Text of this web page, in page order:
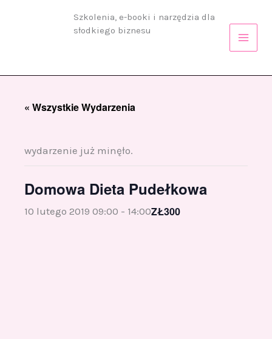
Szkolenia, e-booki i narzędzia dla
słodkiego biznesu
« Wszystkie Wydarzenia
wydarzenie już minęło.
Domowa Dieta Pudełkowa
10 lutego 2019 09:00 - 14:00ZŁ300